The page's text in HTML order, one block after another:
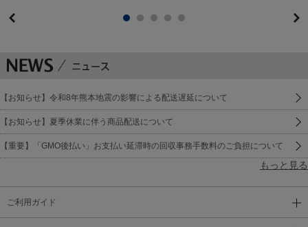
【お知らせ】令和8年熊本地震の影響による配送遅延について
【お知らせ】夏季休業に伴う商品配送について
【重要】「GMO後払い」お支払い延滞時の回収事務手数料のご負担について
もっと見る
ご利用ガイド